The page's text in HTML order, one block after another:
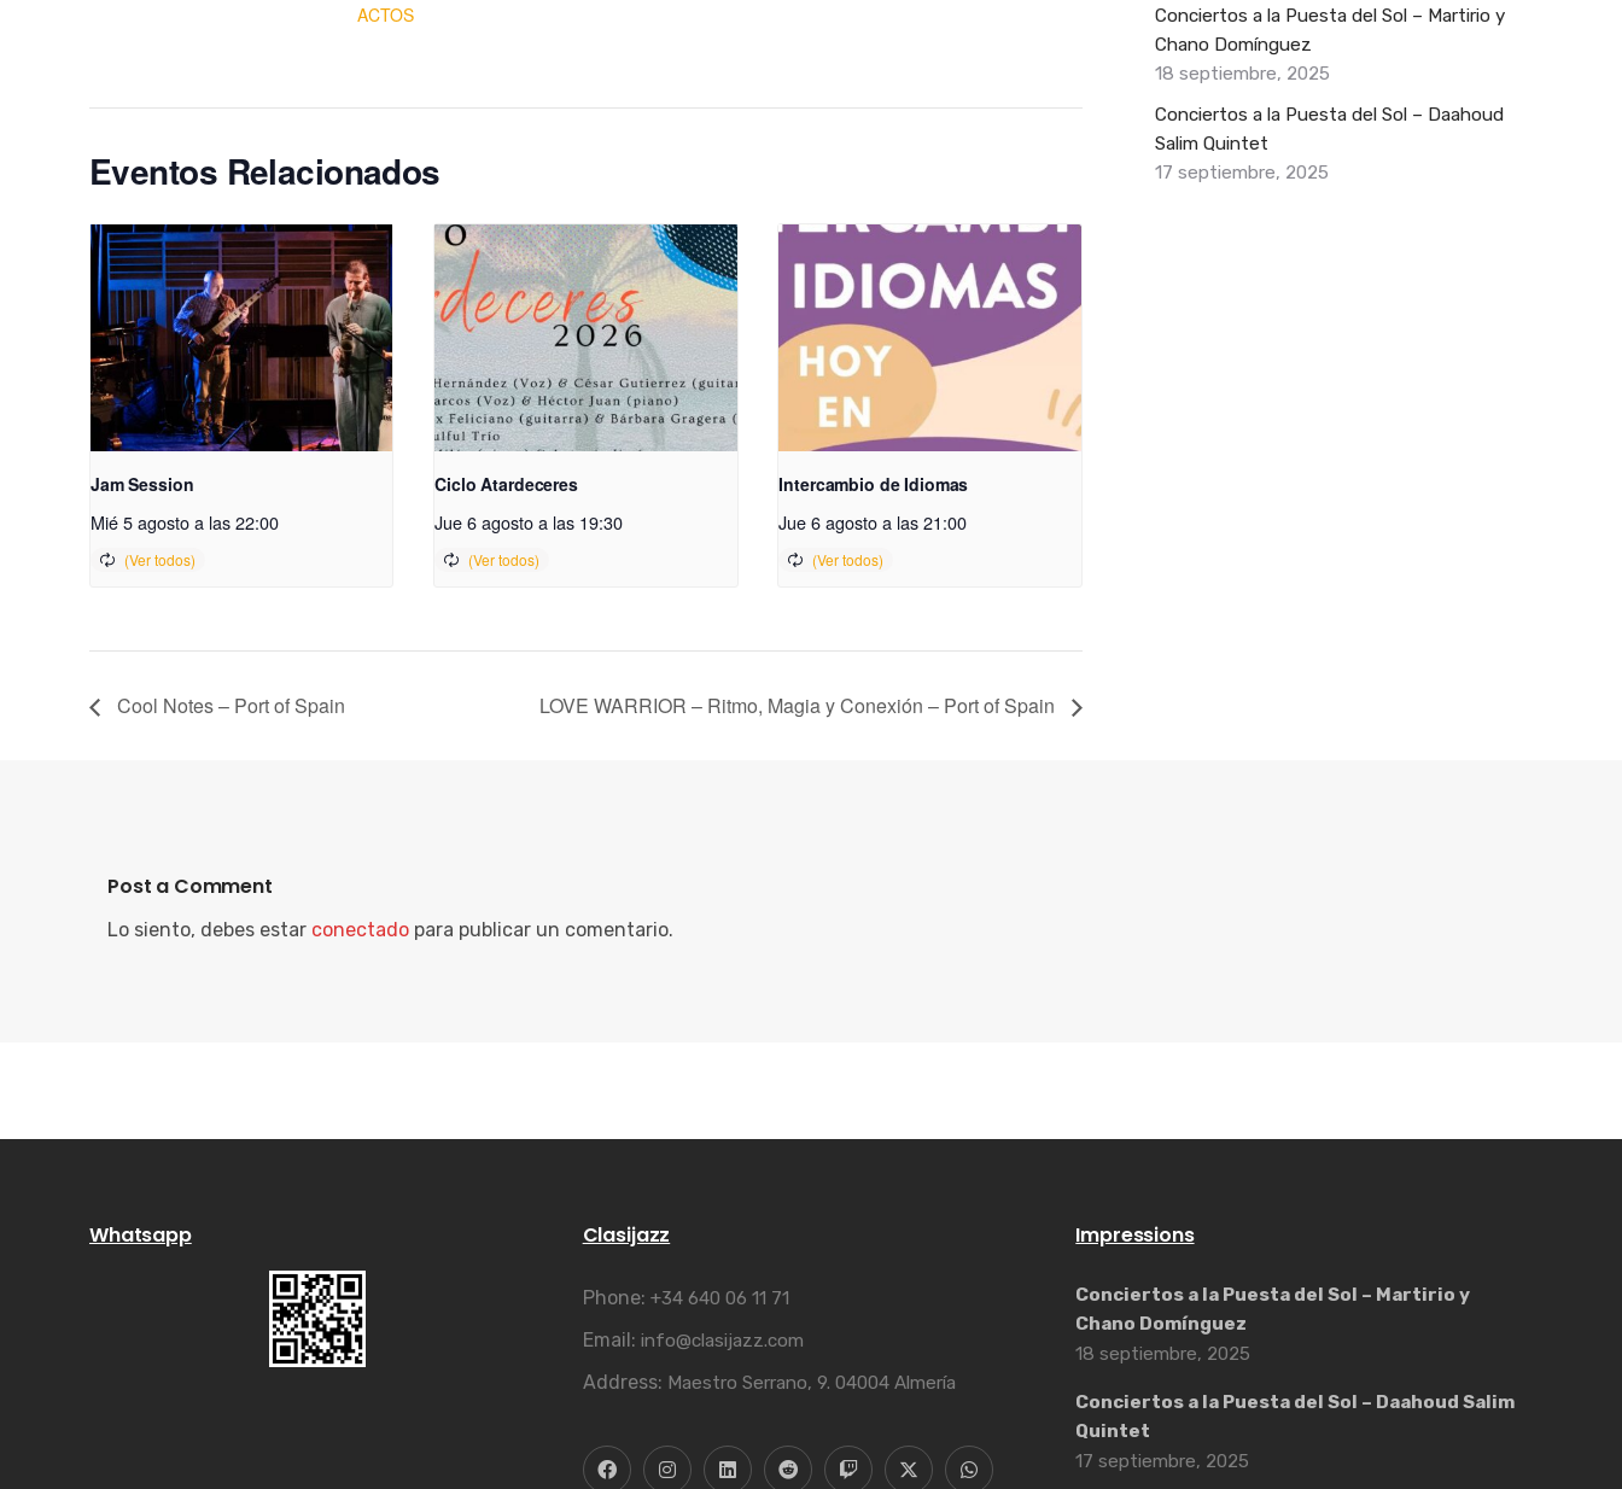
ACTOS
Eventos Relacionados
Jam Session
Mié 5 agosto a las 22:00
Ciclo Atardeceres
Jue 6 agosto a las 19:30
Intercambio de Idiomas
Jue 6 agosto a las 21:00
Cool Notes – Port of Spain LOVE WARRIOR – Ritmo, Magia y Conexión – Port of Spain
Post a Comment
Lo siento, debes estar conectado para publicar un comentario.
Conciertos a la Puesta del Sol – Martirio y
Chano Domínguez
18 septiembre, 2025
Conciertos a la Puesta del Sol – Daahoud
Salim Quintet
17 septiembre, 2025
Whatsapp Clasijazz
Phone: +34 640 06 11 71
Email: info@clasijazz.com
Address: Maestro Serrano, 9. 04004 Almería
Impressions
Conciertos a la Puesta del Sol – Martirio y
Chano Domínguez
18 septiembre, 2025
Conciertos a la Puesta del Sol – Daahoud Salim
Quintet
17 septiembre, 2025